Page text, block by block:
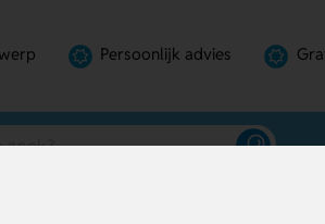
Persoonlijk advies